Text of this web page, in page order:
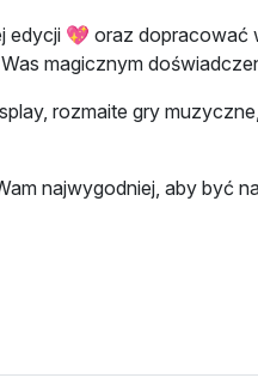
💖 oraz
magicznym
rozmaite gry
najwygodniej, aby być